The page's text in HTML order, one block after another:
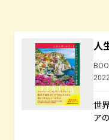
人
世
ア